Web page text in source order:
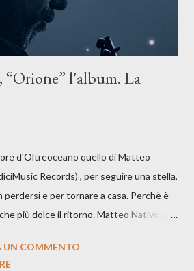
l'album. La
d'Oltreoceano quello di Matteo
Records) , per seguire una stella,
perdersi e per tornare a casa. Perchè è
più dolce il ritorno. Matteo Nativo per
consapevole oltre che con ottimi
UN COMMENTO